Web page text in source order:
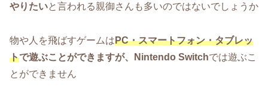
やりたいと言われる親御さんも多いのではないでしょうか
物や人を飛ばすゲームはPC・スマートフォン・タブレッ
トで遊ぶことができますが、 Nintendo Switchでは遊ぶこ
とができません